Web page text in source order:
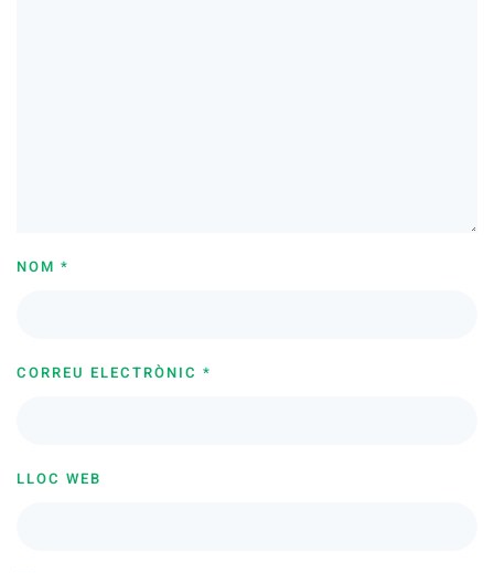
NOM *
CORREU ELECTRÒNIC *
LLOC WEB